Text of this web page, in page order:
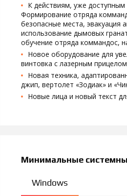
К действиям, уже
Формирование отряда
безопасные места, эвакуация
использование дымовых
обучение отряда коммандос,
Новое оборудование для
винтовка с лазерным
Новая техника,
джип, вертолет «Зодиак» и
Новые лица и новый текст
Минимальные
Windows